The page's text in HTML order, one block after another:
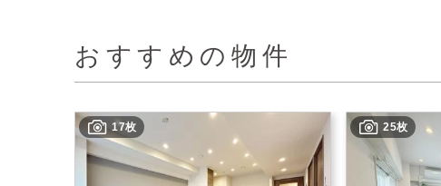
おすすめの物件
17枚 25枚